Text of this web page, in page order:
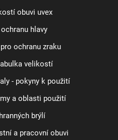
obuvi uvex
hlavy
ochranu zraku
velikostí
- pokyny k použití
a oblasti použití
brýlí
a pracovní obuvi